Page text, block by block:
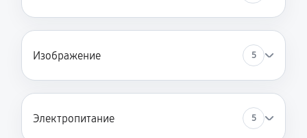
Изображение 5
Электропитание 5